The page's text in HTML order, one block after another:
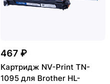
467 ₽
Картридж NV-Print TN-
1095 для Brother HL-